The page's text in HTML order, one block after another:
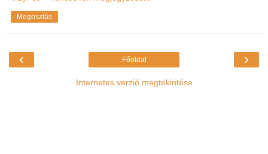
Megosztás
‹ ›
Főoldal
Internetes verzió megtekintése